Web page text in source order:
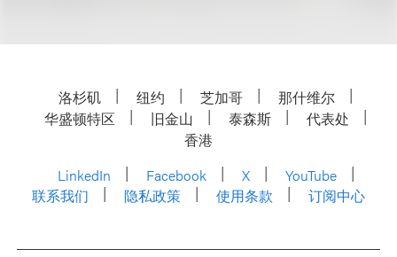
洛杉矶 纽约 芝加哥
那什维尔
华盛顿特区
旧金山 泰森斯
代表处
香港
LinkedIn
Facebook X
YouTube
联系我们
隐私政策 使用条款 订阅中心